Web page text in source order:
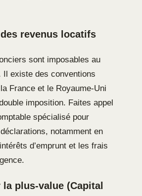
revenus locatifs
sont imposables au
Il existe des conventions
France et le Royaume-Uni
imposition. Faites appel
spécialisé pour
notamment en
d’emprunt et les frais
la plus-value (Capital